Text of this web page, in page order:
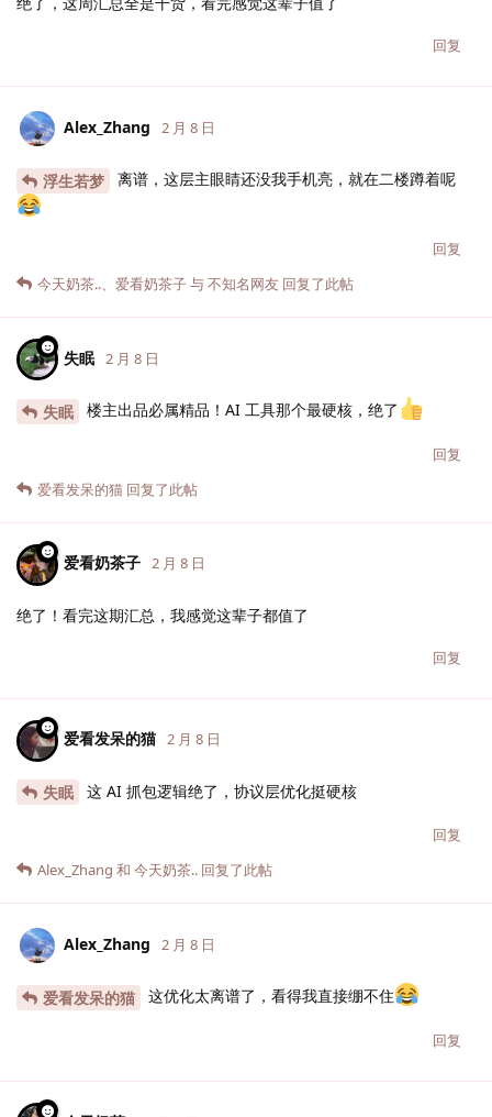
回复
Alex_Zhang 2 月 8 日
浮生若梦 离谱，这层主眼睛还没我手机亮，就在二楼蹲着呢
回复
今天奶茶..、 爱看奶茶子与不知名网友 回复了此帖
失眠 2 月 8 日
失眠 楼主出品必属精品！AI 工具那个最硬核，绝了
回复
爱看发呆的猫 回复了此帖
爱看奶茶子 2 月 8 日
绝了！看完这期汇总，我感觉这辈子都值了
回复
爱看发呆的猫 2 月 8 日
失眠 这 AI 抓包逻辑绝了，协议层优化挺硬核
回复
Alex_Zhang 和 今天奶茶.. 回复了此帖
Alex_Zhang 2 月 8 日
爱看发呆的猫 这优化太离谱了，看得我直接绷不住
回复